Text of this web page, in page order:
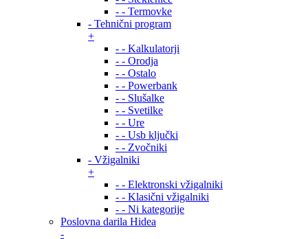
- - Termovke
- Tehnični program
+
- - Kalkulatorji
- - Orodja
- - Ostalo
- - Powerbank
- - Slušalke
- - Svetilke
- - Ure
- - Usb ključki
- - Zvočniki
- Vžigalniki
+
- - Elektronski vžigalniki
- - Klasični vžigalniki
- - Ni kategorije
Poslovna darila Hidea
-